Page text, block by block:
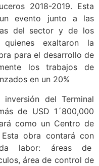
2018-2019. Esta
evento junto a las
del sector y de los
exaltaron la
para el desarrollo de
los trabajos de
en un 20%
del Terminal
de USD 1´800,000
como un Centro de
obra contará con
labor: áreas de
área de control de